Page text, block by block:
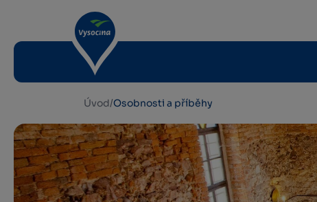
Úvod/Osobnosti a příběhy